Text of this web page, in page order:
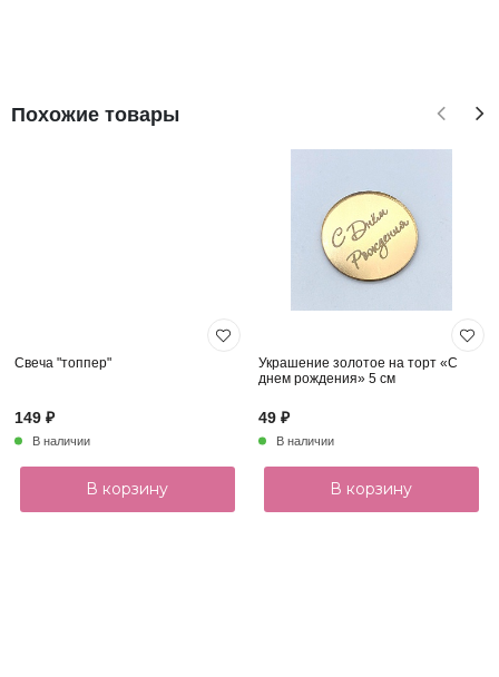
Похожие товары
Свеча "топпер"
149 ₽
В наличии
В корзину
Украшение золотое на торт «С
днем рождения» 5 см
49 ₽
В наличии
В корзину